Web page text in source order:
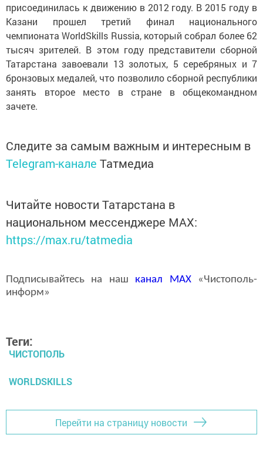
присоединилась к движению в 2012 году. В 2015 году в
Казани прошел третий финал национального
чемпионата WorldSkills Russia, который собрал более 62
тысяч зрителей. В этом году представители сборной
Татарстана завоевали 13 золотых, 5 серебряных и 7
бронзовых медалей, что позволило сборной республики
занять второе место в стране в общекомандном
зачете.
Следите за самым важным и интересным в
Telegram-канале Татмедиа
Читайте новости Татарстана в
национальном мессенджере MАХ:
https://max.ru/tatmedia
Подписывайтесь на наш канал MAX«Чистополь-
информ»
Теги:
ЧИСТОПОЛЬ
WORLDSKILLS
Перейти на страницу новости